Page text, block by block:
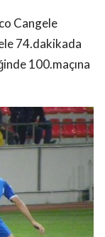
Cangele
74.dakikada
100.maçına